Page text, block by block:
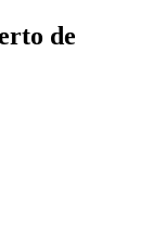
de